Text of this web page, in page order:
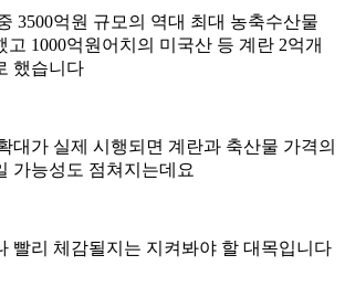
3500억원 규모의 역대 최대 농축수산물
고 1000억원어치의 미국산 등 계란 2억개
했습니다
대가 실제 시행되면 계란과 축산물 가격의
가능성도 점쳐지는데요
빨리 체감될지는 지켜봐야 할 대목입니다